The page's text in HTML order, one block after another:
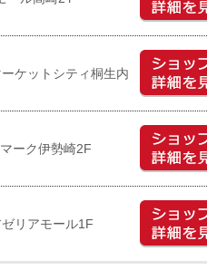
ケットシティ桐生内
ーク伊勢崎2F
リアモール1F